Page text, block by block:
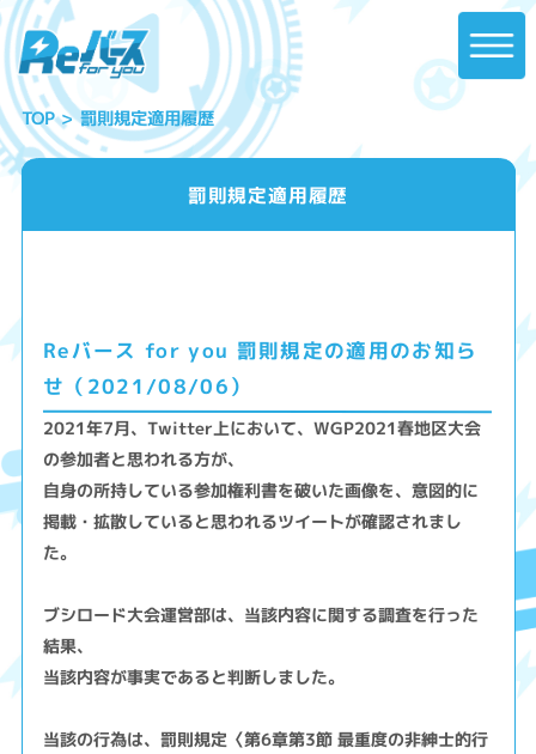
TOP 罰則規定適用履歴
罰則規定適用履歴
Reバース for you 罰則規定の適用のお知ら
せ（2021/08/06）
2021年7月、Twitter上において、WGP2021春地区大会
の参加者と思われる方が、
自身の所持している参加権利書を破いた画像を、意図的に
掲載・拡散していると思われるツイートが確認されまし
た。
ブシロード大会運営部は、当該内容に関する調査を行った
結果、
当該内容が事実であると判断しました。
当該の行為は、罰則規定〈第6章第3節 最重度の非紳士的行